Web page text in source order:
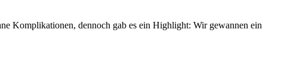
Komplikationen, dennoch gab es ein Highlight: Wir gewannen ein